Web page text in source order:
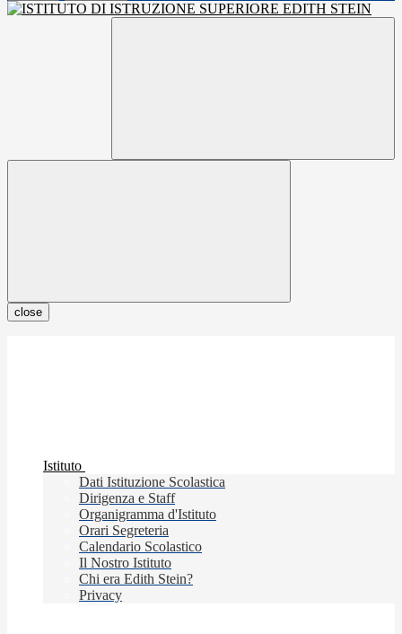
close
Istituto
Dati Istituzione Scolastica
Dirigenza e Staff
Organigramma d'Istituto
Orari Segreteria
Calendario Scolastico
Il Nostro Istituto
Chi era Edith Stein?
Privacy